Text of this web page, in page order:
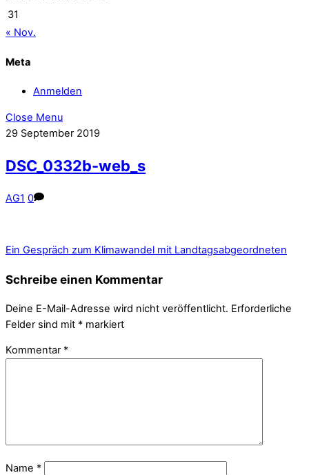
31
« Nov.
Meta
Anmelden
Close Menu
29 September 2019
DSC_0332b-web_s
AG1 0
Ein Gespräch zum Klimawandel mit Landtagsabgeordneten
Schreibe einen Kommentar
Deine E-Mail-Adresse wird nicht veröffentlicht. Erforderliche
Felder sind mit * markiert
Kommentar *
Name *